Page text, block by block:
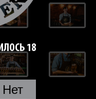
18
Нет